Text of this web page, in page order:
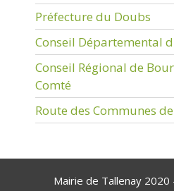
Préfecture du Doubs
Conseil Départemental
Conseil Régional de
Comté
Route des Communes
Mairie de Tallenay 2020